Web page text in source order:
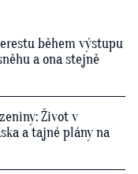
během výstupu
a ona stejně
Život v
a tajné plány na